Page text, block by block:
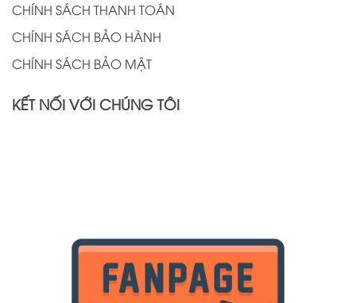
CHÍNH SÁCH THANH TOÁN
CHÍNH SÁCH BẢO HÀNH
CHÍNH SÁCH BẢO MẬT
KẾT NỐI VỚI CHÚNG TÔI